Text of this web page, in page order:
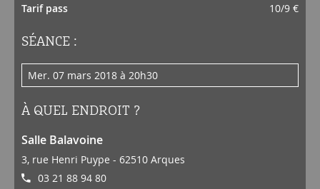
Tarif pass
10/9 €
SÉANCE :
mer. 07 mars 2018 à 20h30
À QUEL ENDROIT ?
Salle Balavoine
3, rue Henri Puype - 62510 Arques
03 21 88 94 80